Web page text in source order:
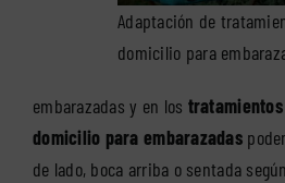
Adaptación de
domicilio para
embarazadas y en los
domicilio para embarazadas
de lado, boca arriba o sentada